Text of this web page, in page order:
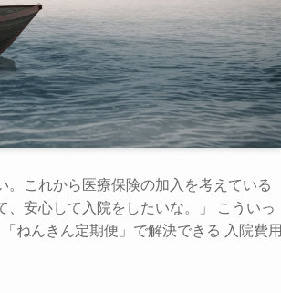
。これから医療保険の加入を考えている
安心して入院をしたいな。」 こういっ
ねんきん定期便」で解決できる 入院費用